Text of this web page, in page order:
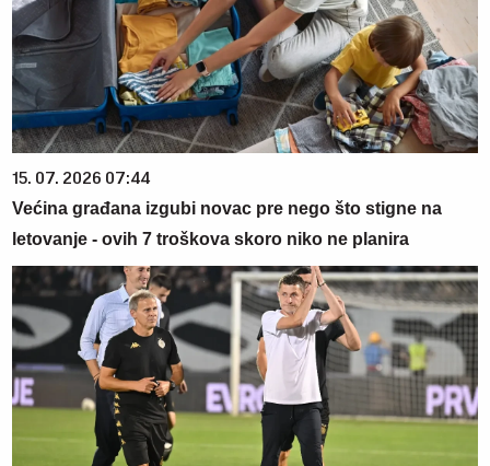
15. 07. 2026 07:44
Većina građana izgubi novac pre nego što stigne na
letovanje - ovih 7 troškova skoro niko ne planira